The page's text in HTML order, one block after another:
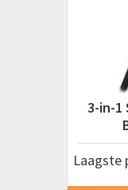
3-in-1
Laagste